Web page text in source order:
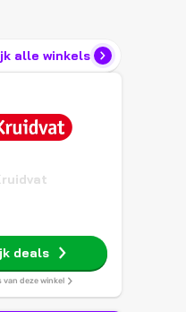
alle winkels
deals
van deze winkel